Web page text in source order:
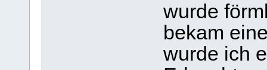
wurde
bekam
wurde ich